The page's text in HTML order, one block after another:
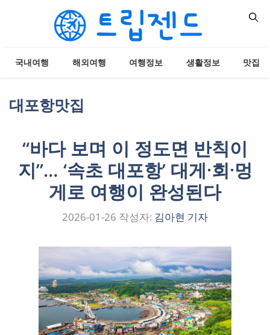
국내여행 해외여행 여행정보 생활정보 맛집
대포항맛집
“바다 보며 이 정도면 반칙이
지”… ‘속초 대포항’ 대게·회·멍
게로 여행이 완성된다
2026-01-26 작성자: 김아현 기자